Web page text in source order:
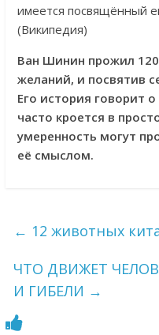
имеется посвящённый
(Википедия)
Ван Шинин прожил
желаний, и посвятив
Его история говорит
часто кроется в
умеренность могут
её смыслом.
← 12 животных
ЧТО ДВИЖЕТ
И ГИБЕЛИ →